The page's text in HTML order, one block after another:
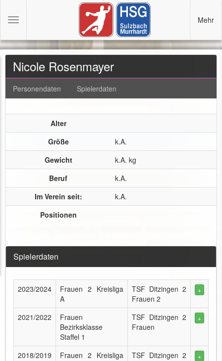
Nicole Rosenmayer
Personendaten Spielerdaten
Alter
Größe
k.A.
Gewicht
k.A. kg
Beruf
k.A.
Im Verein seit:
k.A.
Positionen
Spielerdaten
2023/2024
Frauen 2 Kreisliga
A
TSF Ditzingen 2
Frauen 2
+
2021/2022
Frauen
Bezirksklasse
Staffel 1
TSF Ditzingen 2
Frauen
+
2018/2019
Frauen 2 Kreisliga
TSF Ditzingen 2
+
Toggle
Mehr